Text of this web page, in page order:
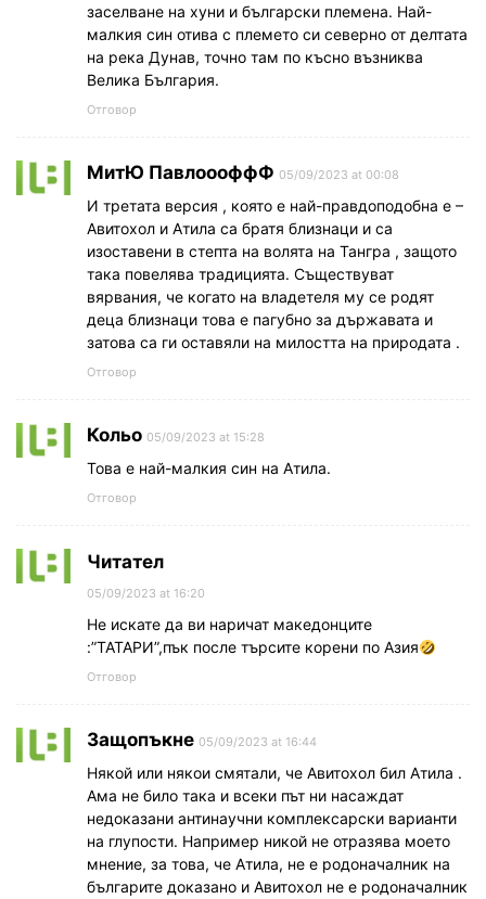
заселване на хуни и български племена. Най-
малкия син отива с племето си северно от делтата
на река Дунав, точно там по късно възниква
Велика България.
Отговор
МитЮ ПавлоооффФ 05/09/2023 at 00:08
И третата версия , която е най-правдоподобна е –
Авитохол и Атила са братя близнаци и са
изоставени в степта на волята на Тангра , защото
така повелява традицията. Съществуват
вярвания, че когато на владетеля му се родят
деца близнаци това е пагубно за държавата и
затова са ги оставяли на милостта на природата .
Отговор
Кольо 05/09/2023 at 15:28
Това е най-малкия син на Атила.
Отговор
Читател
05/09/2023 at 16:20
Не искате да ви наричат македонците
:”ТАТАРИ”,пък после търсите корени по Азия
Отговор
Защопъкне 05/09/2023 at 16:44
Някой или някои смятали, че Авитохол бил Атила .
Ама не било така и всеки път ни насаждат
недоказани антинаучни комплексарски варианти
на глупости. Например никой не отразява моето
мнение, за това, че Атила, не е родоначалник на
българите доказано и Авитохол не е родоначалник